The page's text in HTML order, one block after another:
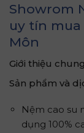
Showrom
uy tín
Môn
Giới thiệu
Sản phẩm và
Nệm cao su
dụng 100%